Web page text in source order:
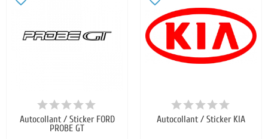
Autocollant / Sticker FORD
PROBE GT
Autocollant / Sticker KIA